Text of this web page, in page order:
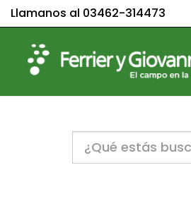
Llamanos al 03462-314473
Notice:
Undefined
variable: